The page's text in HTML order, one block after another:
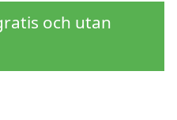
och utan